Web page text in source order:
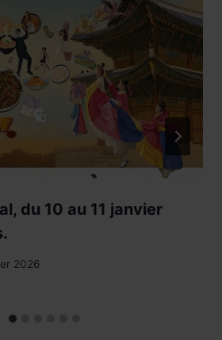
du 10 au 11 janvier
2026